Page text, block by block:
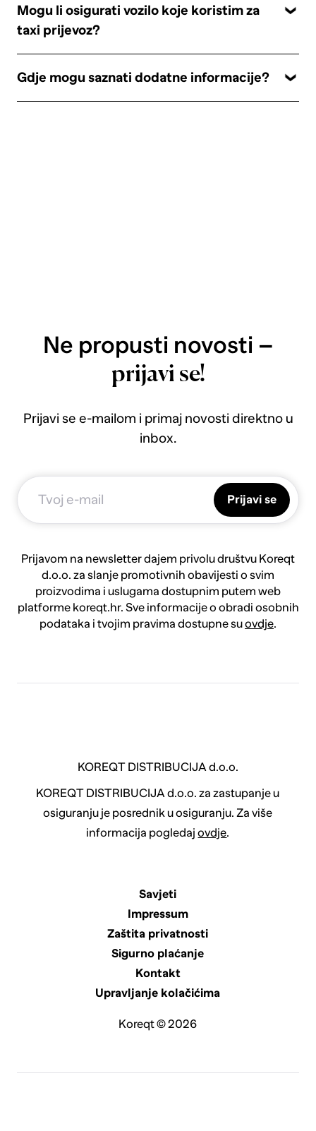
Mogu li osigurati vozilo koje koristim za
taxi prijevoz?
Gdje mogu saznati dodatne informacije?
Ne propusti novosti –
prijavi se!
Prijavi se e-mailom i primaj novosti direktno u
inbox.
Prijavi se
Prijavom na newsletter dajem privolu društvu Koreqt
d.o.o. za slanje promotivnih obavijesti o svim
proizvodima i uslugama dostupnim putem web
platforme koreqt.hr. Sve informacije o obradi osobnih
podataka i tvojim pravima dostupne suovdje.
KOREQT DISTRIBUCIJA d.o.o.
KOREQT DISTRIBUCIJA d.o.o. za zastupanje u
osiguranju je posrednik u osiguranju. Za više
informacija pogledajovdje.
Savjeti
Impressum
Zaštita privatnosti
Sigurno plaćanje
Kontakt
Upravljanje kolačićima
Koreqt © 2026